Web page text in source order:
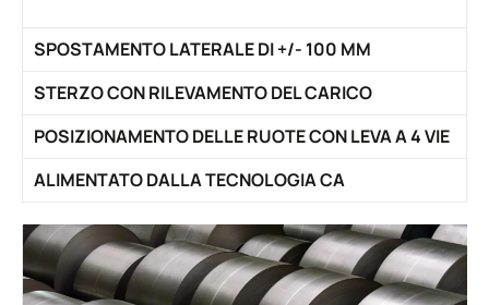
SPOSTAMENTO LATERALE DI +/- 100 MM
STERZO CON RILEVAMENTO DEL CARICO
POSIZIONAMENTO DELLE RUOTE CON LEVA A 4 VIE
ALIMENTATO DALLA TECNOLOGIA CA